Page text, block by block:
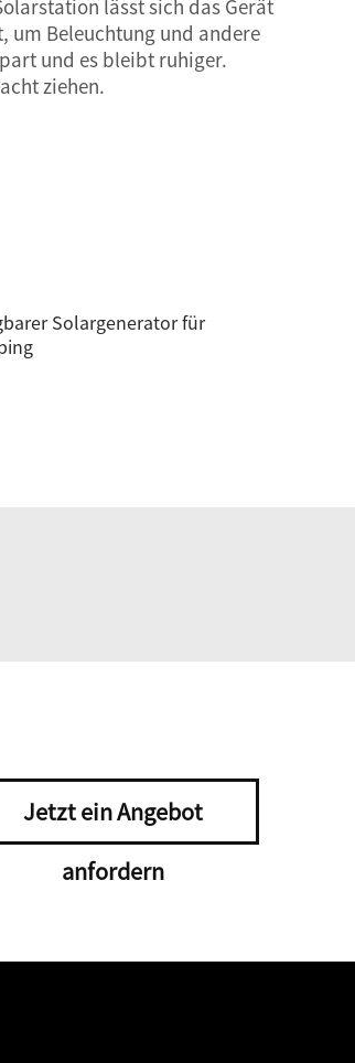
lässt sich das Gerät
um Beleuchtung und andere
und es bleibt ruhiger.
ziehen.
Solargenerator für
Jetzt ein Angebot
anfordern